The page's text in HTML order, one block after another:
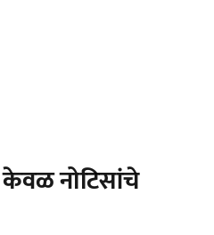
केवळ नोटिसांचे